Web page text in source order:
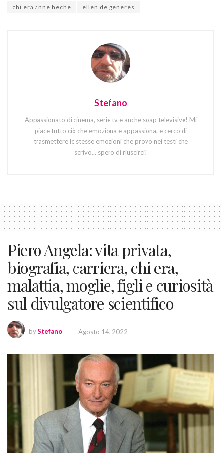
chi era anne heche ellen de generes
Stefano
Appassionato di cinema, serie tv e anche soap televisive! Mi
piace tutto ciò che emoziona e appassiona, e cerco di
trasmettere le stesse emozioni che provo nei testi che
scrivo... spero di riuscirci!
Piero Angela: vita privata,
biografia, carriera, chi era,
malattia, moglie, figli e curiosità
sul divulgatore scientifico
byStefano Agosto 14, 2022